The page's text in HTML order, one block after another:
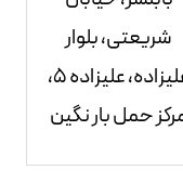
شریعتی، بلوار
علیزاده، علیزاده 5،
حمل بار نگین